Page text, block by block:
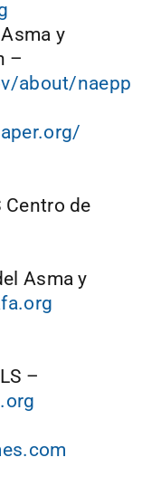
y
–
about/naepp
Centro de
Asma y
–